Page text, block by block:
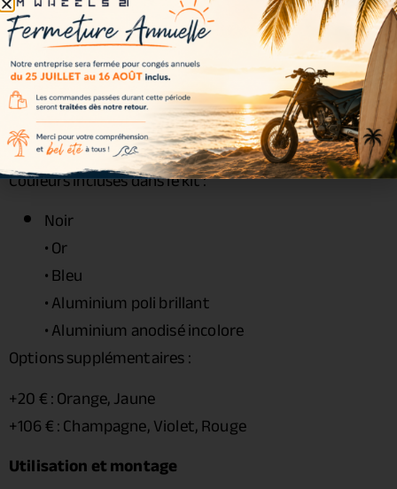
• Roulements : inclus
• Joints spy : inclus
• Entretoises : incluses
• Visserie : incluse
Couleurs disponibles
Couleurs incluses dans le kit :
Noir
• Or
• Bleu
• Aluminium poli brillant
• Aluminium anodisé incolore
Options supplémentaires :
+20 € : Orange, Jaune
+106 € : Champagne, Violet, Rouge
Utilisation et montage